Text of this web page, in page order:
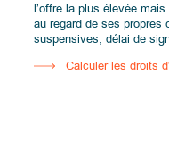
l’offre la plus élevée
au regard de ses propres
suspensives, délai de
Calculer les droits